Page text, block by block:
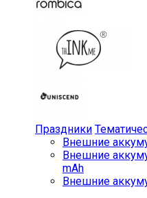
Праздники
Внешние
Внешние
mAh
Внешние